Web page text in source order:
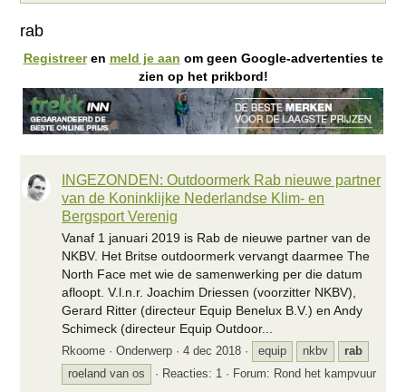
rab
Registreeren meld je aan om geen Google-advertenties te
zien op het prikbord!
INGEZONDEN: Outdoormerk Rab nieuwe partner
van de Koninklijke Nederlandse Klim- en
Bergsport Verenig
Vanaf 1 januari 2019 is Rab de nieuwe partner van de
NKBV. Het Britse outdoormerk vervangt daarmee The
North Face met wie de samenwerking per die datum
afloopt. V.l.n.r. Joachim Driessen (voorzitter NKBV),
Gerard Ritter (directeur Equip Benelux B.V.) en Andy
Schimeck (directeur Equip Outdoor...
Rkoome Onderwerp 4 dec 2018 equip nkbv
rab
roeland van os
Reacties: 1 Forum: Rond het kampvuur